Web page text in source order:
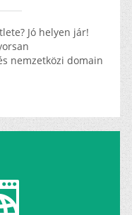
Jó helyen jár!
nemzetközi domain